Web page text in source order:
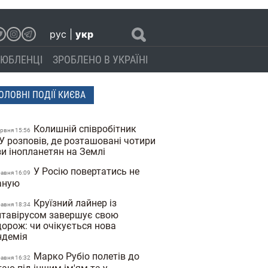
рус укр
ЗРОБЛЕНО В УКРАЇНІ
ПОДІЇ КИЄВА
15:56
Колишній співробітник
розповів, де розташовані чотири
інопланетян на Землі
16:09 У Росію повертатись не
18:34 Круїзний лайнер із
завершує свою
чи очікується нова
16:32
Марко Рубіо полетів до